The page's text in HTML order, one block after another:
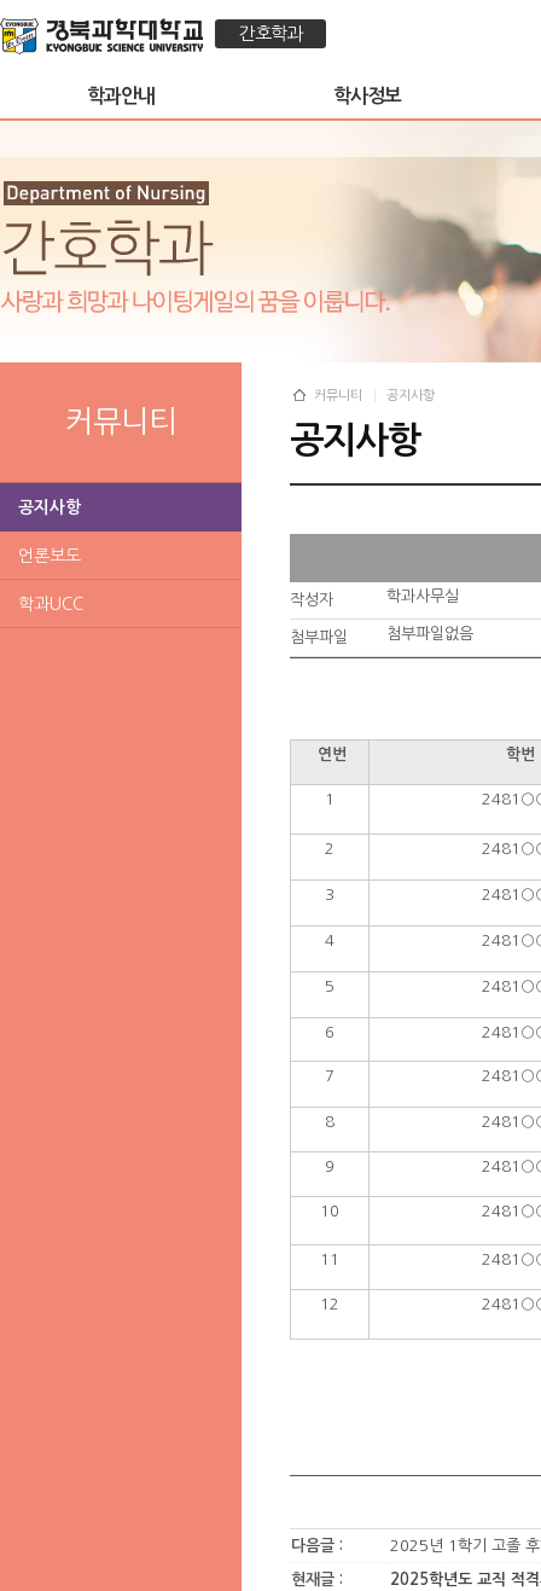
간호학과
학과안내 학사정보
커뮤니티
공지사항
언론보도
학과UCC
커뮤니티 공지사항
공지사항
작성자 학과사무실
첨부파일 첨부파일없음
연번 학번
1
2
3
4
5
6
7
8
9
10
11
12
다음글 : 2025년 1학기 고졸
현재글 : 2025학년도 교직 적